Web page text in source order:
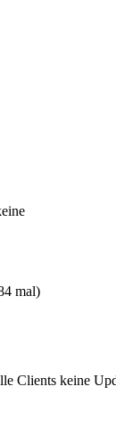
mal)
Clients keine